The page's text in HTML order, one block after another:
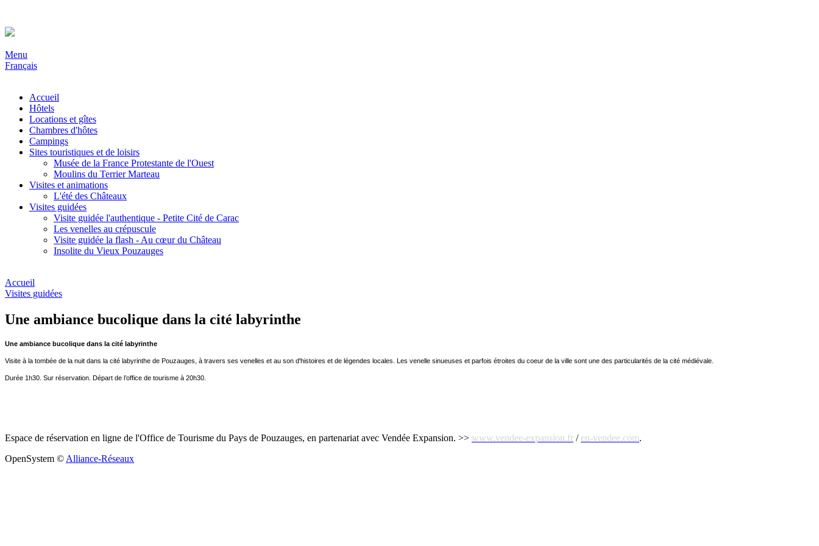
Menu
Français
Accueil
Hôtels
Locations et gîtes
Chambres d'hôtes
Campings
Sites touristiques et de loisirs
Musée de la France Protestante de l'Ouest
Moulins du Terrier Marteau
Visites et animations
L'été des Châteaux
Visites guidées
Visite guidée l'authentique - Petite Cité de Carac
Les venelles au crépuscule
Visite guidée la flash - Au cœur du Château
Insolite du Vieux Pouzauges
Accueil
Visites guidées
Une ambiance bucolique dans la cité labyrinthe
Une ambiance bucolique dans la cité labyrinthe
Visite à la tombée de la nuit dans la cité labyrinthe de Pouzauges, à travers ses venelles et au son d'histoires et de légendes locales. Les venelle sinueuses et parfois étroites du coeur de la ville sont une des particularités de la cité médiévale.
Durée 1h30. Sur réservation. Départ de l’office de tourisme à 20h30.
Espace de réservation en ligne de l'Office de Tourisme du Pays de Pouzauges, en partenariat avec Vendée Expansion. >> www.vendee-expansion.fr / en-vendee.com.
OpenSystem © Alliance-Réseaux